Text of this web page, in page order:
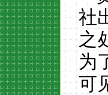
社
之
为
可